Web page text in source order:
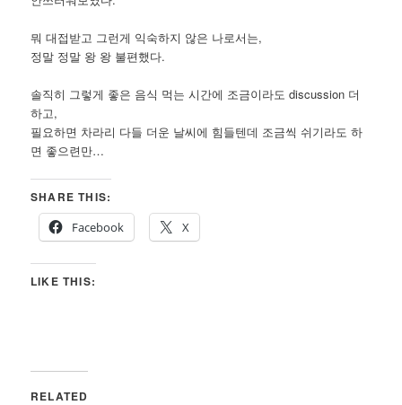
뭐 대접받고 그런게 익숙하지 않은 나로서는,
정말 정말 왕 왕 불편했다.
솔직히 그렇게 좋은 음식 먹는 시간에 조금이라도 discussion 더
하고,
필요하면 차라리 다들 더운 날씨에 힘들텐데 조금씩 쉬기라도 하
면 좋으련만…
SHARE THIS:
Facebook
X
LIKE THIS:
RELATED